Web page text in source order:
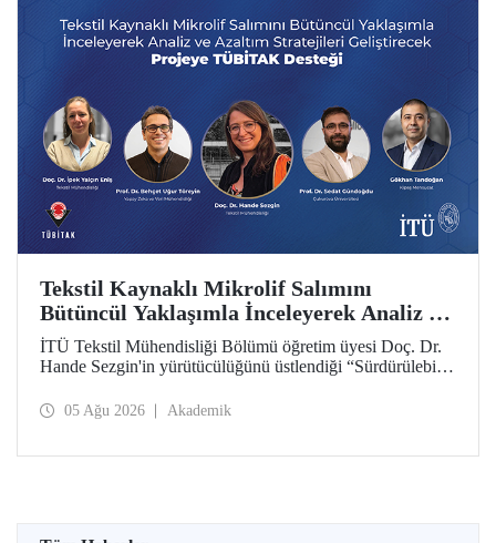
Tekstil Kaynaklı Mikrolif Salımını
Bütüncül Yaklaşımla İnceleyerek Analiz ve
Azaltım Stratejileri Geliştirecek Projeye
TÜBİTAK Desteği
İTÜ Tekstil Mühendisliği Bölümü öğretim üyesi Doç. Dr.
Hande Sezgin'in yürütücülüğünü üstlendiği “Sürdürülebilir
Koşullarına Bağlı Mikrolif Salımı: Aşınma, UV Maruziyeti
05 Ağu 2026 Akademik